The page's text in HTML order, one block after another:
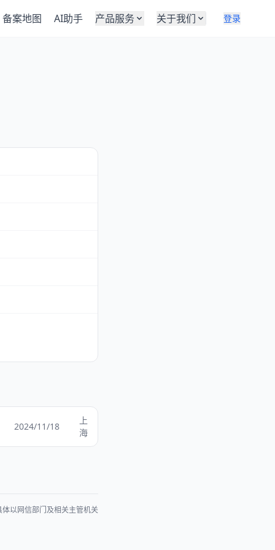
备案地图 AI助手 产品服务 关于我们 登录
2024/11/18
上
海
以网信部门及相关主管机关